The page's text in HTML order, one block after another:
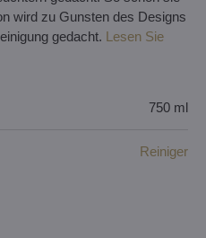
wird zu Gunsten des Designs
gedacht. Lesen Sie
750 ml
Reiniger